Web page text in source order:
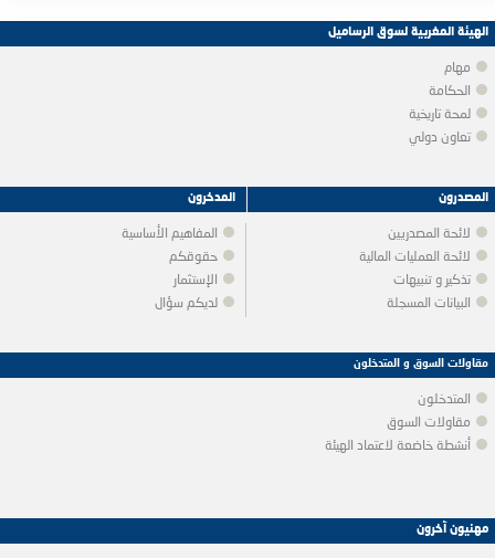
الهيئة المغربية لسوق الرساميل
مهام
الحكامة
لمحة تاريخية
تعاون دولي
المدخرون
المفاهيم الأساسية
حقوقكم
الإستثمار
لديكم سؤال
المصدرون
لائحة المصدريين
لائحة العمليات المالية
تذكير و تنبيهات
البيانات المسجلة
مقاولات السوق و المتدخلون
المتدخلون
مقاولات السوق
أنشطة خاضعة لاعتماد الهيئة
مهنيون آخرون